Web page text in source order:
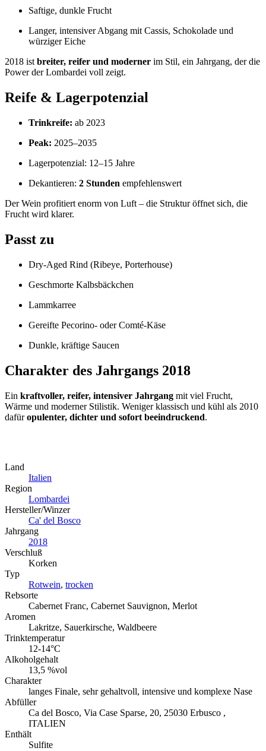
Saftige, dunkle Frucht
Langer, intensiver Abgang mit Cassis, Schokolade und
würziger Eiche
2018 ist breiter, reifer und moderner im Stil, ein Jahrgang, der die
Power der Lombardei voll zeigt.
Reife & Lagerpotenzial
Trinkreife: ab 2023
Peak: 2025–2035
Lagerpotenzial: 12–15 Jahre
Dekantieren: 2 Stunden empfehlenswert
Der Wein profitiert enorm von Luft – die Struktur öffnet sich, die
Frucht wird klarer.
Passt zu
Dry‑Aged Rind (Ribeye, Porterhouse)
Geschmorte Kalbsbäckchen
Lammkarree
Gereifte Pecorino‑ oder Comté‑Käse
Dunkle, kräftige Saucen
Charakter des Jahrgangs 2018
Ein kraftvoller, reifer, intensiver Jahrgang mit viel Frucht,
Wärme und moderner Stilistik. Weniger klassisch und kühl als 2010
dafüropulenter, dichter und sofort beeindruckend.
Land
Italien
Region
Lombardei
Hersteller/Winzer
Ca' del Bosco
Jahrgang
2018
Verschluß
Korken
Typ
Rotwein, trocken
Rebsorte
Cabernet Franc, Cabernet Sauvignon, Merlot
Aromen
Lakritze, Sauerkirsche, Waldbeere
Trinktemperatur
12-14°C
Alkoholgehalt
13,5 %vol
Charakter
langes Finale, sehr gehaltvoll, intensive und komplexe Nase
Abfüller
Ca del Bosco, Via Case Sparse, 20, 25030 Erbusco ,
ITALIEN
Enthält
Sulfite